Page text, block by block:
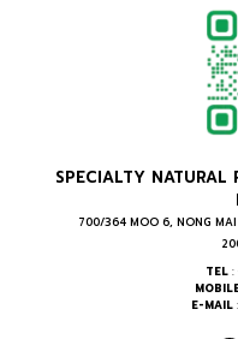
SPECIALTY
700/364 MOO 6, NONG MAI
TEL :
E-MAIL